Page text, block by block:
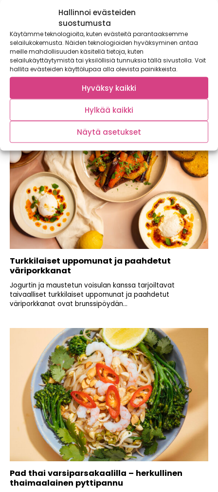
Hallinnoi evästeiden
suostumusta
Käytämme teknologioita, kuten evästeitä parantaaksemme
selailukokemusta. Näiden teknologioiden hyväksyminen antaa
meille mahdollisuuden käsitellä tietoja, kuten
selailukäyttäytymistä tai yksilöllisiä tunnuksia tällä sivustolla. Voit
hallita evästeiden käyttölupaa alla olevista painikkeista.
Hyväksy kaikki
Hylkää kaikki
Näytä asetukset
Chorizo-papukeitto – lämmittävä keitto
viileisiin iltoihin
Lämmittävä chorizo-papukeitto on perinteisen nakkikeiton
haastaja! Tämä soppa maistuu koko perheelle ja maksaa
Turkkilaiset uppomunat ja paahdetut
väriporkkanat
Jogurtin ja maustetun voisulan kanssa tarjoiltavat
taivaalliset turkkilaiset uppomunat ja paahdetut
väriporkkanat ovat brunssipöydän...
Pad thai varsiparsakaalilla – herkullinen
thaimaalainen pyttipannu